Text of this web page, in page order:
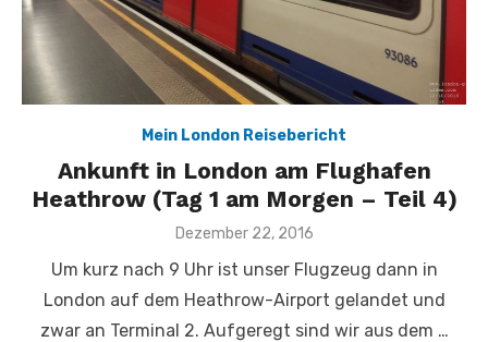
Mein London Reisebericht
Ankunft in London am Flughafen
Heathrow (Tag 1 am Morgen – Teil 4)
Veröffentlicht
Dezember 22, 2016
Um kurz nach 9 Uhr ist unser Flugzeug dann in
London auf dem Heathrow-Airport gelandet und
zwar an Terminal 2. Aufgeregt sind wir aus dem …